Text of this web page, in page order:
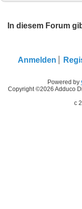
In diesem Forum
Anmelden
Powered by
Copyright ©2026 Adduco
c